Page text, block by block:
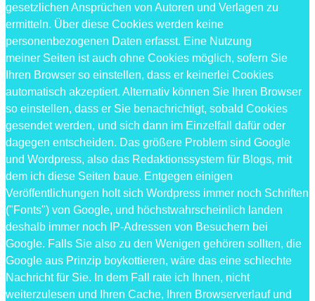
gesetzlichen Ansprüchen von Autoren und Verlagen zu
ermitteln. Über diese Cookies werden keine
personenbezogenen Daten erfasst. Eine Nutzung
meiner Seiten ist auch ohne Cookies möglich, sofern Sie
Ihren Browser so einstellen, dass er keinerlei Cookies
automatisch akzeptiert. Alternativ können Sie Ihren Browser
so einstellen, dass er Sie benachrichtigt, sobald Cookies
gesendet werden, und sich dann im Einzelfall dafür oder
dagegen entscheiden. Das größere Problem sind Google
und Wordpress, also das Redaktionssystem für Blogs, mit
dem ich diese Seiten baue. Entgegen einigen
Veröffentlichungen holt sich Wordpress immer noch Schriften
("Fonts") von Google, und höchstwahrscheinlich landen
deshalb immer noch IP-Adressen von Besuchern bei
Google. Falls Sie also zu den Wenigen gehören sollten, die
Google aus Prinzip boykottieren, wäre das eine schlechte
Nachricht für Sie. In dem Fall rate ich Ihnen, nicht
weiterzulesen und Ihren Cache, Ihren Browserverlauf und